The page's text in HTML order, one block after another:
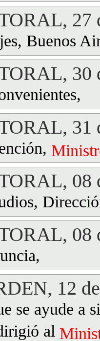
27
Buenos
30
31
08
08
12
se ayude a
al